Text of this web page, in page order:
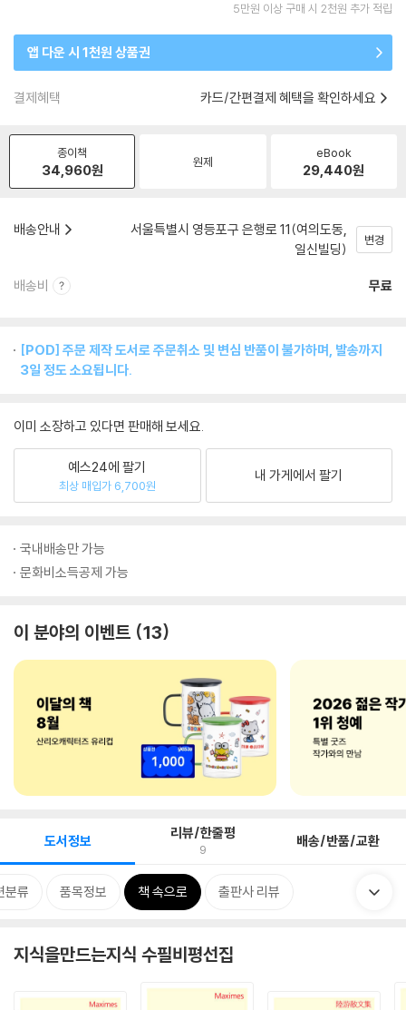
5만원 이상 구매 시 2천원 추가 적립
앱 다운 시 1천원 상품권
결제혜택 카드/간편결제 혜택을 확인하세요
종이책
34,960원 원제
eBook
29,440원
배송안내
서울특별시 영등포구 은행로 11(여의도동,
일신빌딩)
변경
배송비 무료
[POD] 주문 제작 도서로 주문취소 및 변심 반품이 불가하며, 발송까지
3일 정도 소요됩니다.
이미 소장하고 있다면 판매해 보세요.
예스24에 팔기
최상 매입가 6,700원
내 가게에서 팔기
국내배송만 가능
문화비소득공제 가능
이 분야의 이벤트 13
도서정보 리뷰/한줄평
9 배송/반품/교환
분류 품목정보 책 속으로 출판사 리뷰
지식을만드는지식 수필비평선집